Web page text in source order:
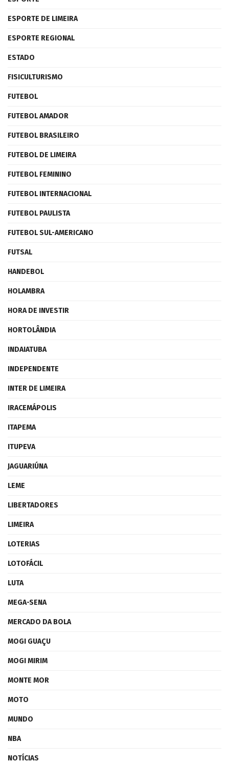
ESPORTE DE LIMEIRA
ESPORTE REGIONAL
ESTADO
FISICULTURISMO
FUTEBOL
FUTEBOL AMADOR
FUTEBOL BRASILEIRO
FUTEBOL DE LIMEIRA
FUTEBOL FEMININO
FUTEBOL INTERNACIONAL
FUTEBOL PAULISTA
FUTEBOL SUL-AMERICANO
FUTSAL
HANDEBOL
HOLAMBRA
HORA DE INVESTIR
HORTOLÂNDIA
INDAIATUBA
INDEPENDENTE
INTER DE LIMEIRA
IRACEMÁPOLIS
ITAPEMA
ITUPEVA
JAGUARIÚNA
LEME
LIBERTADORES
LIMEIRA
LOTERIAS
LOTOFÁCIL
LUTA
MEGA-SENA
MERCADO DA BOLA
MOGI GUAÇU
MOGI MIRIM
MONTE MOR
MOTO
MUNDO
NBA
NOTÍCIAS